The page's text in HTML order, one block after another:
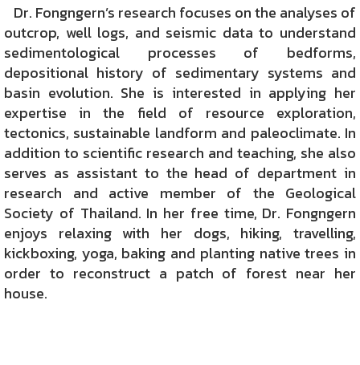
Dr. Fongngern’s research focuses on the analyses of
outcrop, well logs, and seismic data to understand
sedimentological processes of bedforms,
depositional history of sedimentary systems and
basin evolution. She is interested in applying her
expertise in the field of resource exploration,
tectonics, sustainable landform and paleoclimate. In
addition to scientific research and teaching, she also
serves as assistant to the head of department in
research and active member of the Geological
Society of Thailand. In her free time, Dr. Fongngern
enjoys relaxing with her dogs, hiking, travelling,
kickboxing, yoga, baking and planting native trees in
order to reconstruct a patch of forest near her
house.